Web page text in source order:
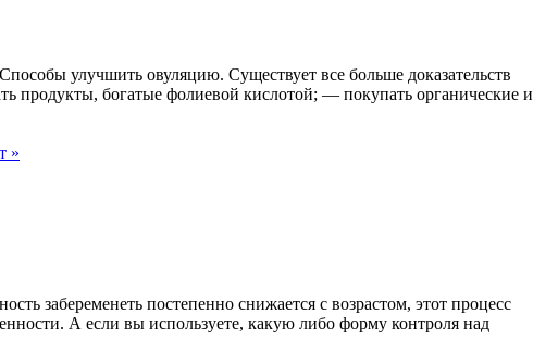
улучшить овуляцию. Существует все больше доказательств
продукты, богатые фолиевой кислотой; — покупать органические и
»
забеременеть постепенно снижается с возрастом, этот процесс
А если вы используете, какую либо форму контроля над